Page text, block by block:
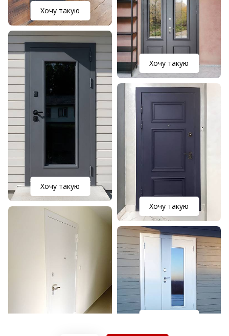
Хочу такую
Хочу такую
Хочу такую
Хочу такую